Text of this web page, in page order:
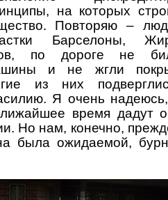
на которых
Повторяю –
Барселоны,
по дороге не
и не жгли
из них
Я очень
время дадут
Но нам, конечно,
была ожидаемой,